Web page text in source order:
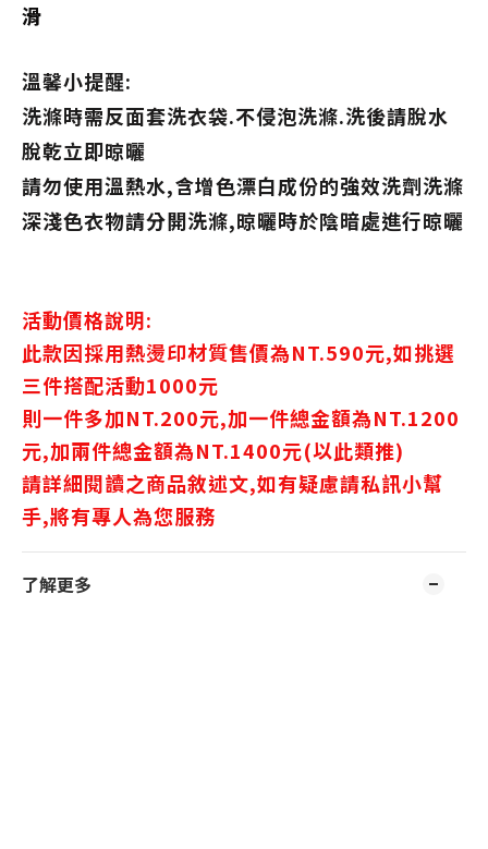
滑
溫馨小提醒:
洗滌時需反面套洗衣袋.不侵泡洗滌.洗後請脫水
脫乾立即晾曬
請勿使用溫熱水,含增色漂白成份的強效洗劑洗滌
深淺色衣物請分開洗滌,晾曬時於陰暗處進行晾曬
活動價格說明:
此款因採用熱燙印材質售價為NT.590元,如挑選
三件搭配活動1000元
則一件多加NT.200元,加一件總金額為NT.1200
元,加兩件總金額為NT.1400元(以此類推)
請詳細閱讀之商品敘述文,如有疑慮請私訊小幫
手,將有專人為您服務
了解更多